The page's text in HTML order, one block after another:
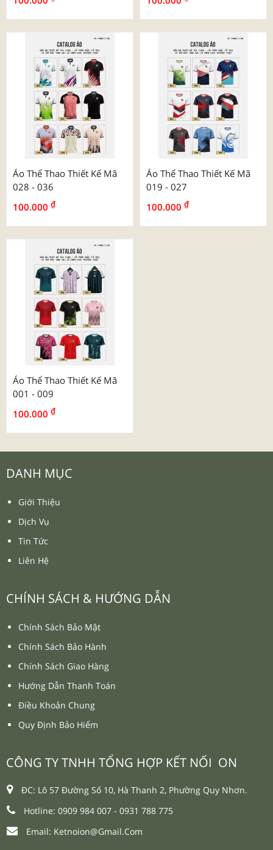
Áo Thể Thao Thiết Kế Mã
028 - 036
100.000 ₫
Áo Thể Thao Thiết Kế Mã
019 - 027
100.000 ₫
Áo Thể Thao Thiết Kế Mã
001 - 009
100.000 ₫
CÔNG TY TNHH TỔNG HỢP KẾT NỐI ON
ĐC: Lô 57 Đường Số 10, Hà Thanh 2, Phường Quy Nhơn.
Hotline: 0909 984 007 - 0931 788 775
Email: Ketnoion@gmail.com
DANH MỤC
Giới Thiệu
Dịch Vụ
Tin Tức
Liên Hệ
CHÍNH SÁCH & HƯỚNG DẪN
Chính Sách Bảo Mật
Chính Sách Bảo Hành
Chính Sách Giao Hàng
Hướng Dẫn Thanh Toán
Điều Khoản Chung
Quy Định Bảo Hiểm